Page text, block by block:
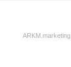
ARKM.marketing